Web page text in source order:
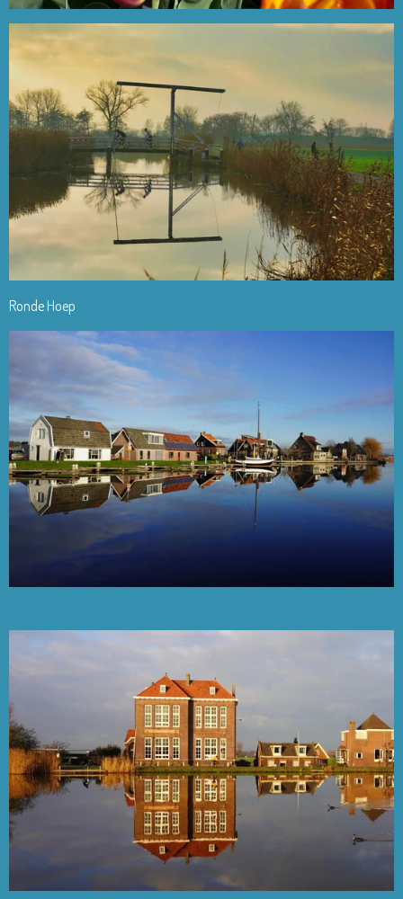
Ronde Hoep